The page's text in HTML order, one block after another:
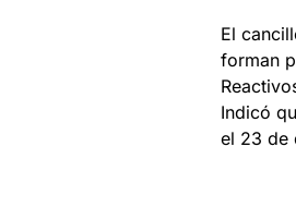
El
forman
Indicó
el 23 de